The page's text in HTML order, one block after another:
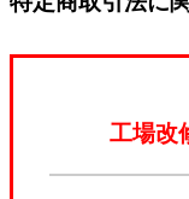
工場改